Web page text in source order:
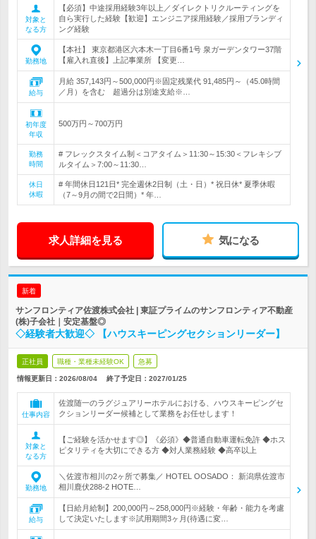
対象と
なる方
【必須】中途採用経験3年以上／ダイレクトリクルーティングを
自ら実行した経験【歓迎】エンジニア採用経験／採用ブランディ
ング経験
勤務地
【本社】 東京都港区六本木一丁目6番1号 泉ガーデンタワー37階
【雇入れ直後】上記事業所 【変更…
給与
月給 357,143円～500,000円※固定残業代 91,485円～（45.0時間
／月）を含む 超過分は別途支給※…
初年度
年収
500万円～700万円
勤務
時間
# フレックスタイム制＜コアタイム＞11:30～15:30＜フレキシブ
ルタイム＞7:00～11:30…
休日
休暇
# 年間休日121日* 完全週休2日制（土・日）* 祝日休* 夏季休暇
（7～9月の間で2日間）* 年…
求人詳細を見る 気になる
新着
サンフロンティア佐渡株式会社 | 東証プライムのサンフロンティア不動産
(株)子会社｜安定基盤◎
◇経験者大歓迎◇ 【ハウスキーピングセクションリーダー】
正社員 職種・業種未経験OK 急募
情報更新日：2026/08/04 終了予定日： 2027/01/25
仕事内容
佐渡随一のラグジュアリーホテルにおける、ハウスキーピングセ
クションリーダー候補として業務をお任せします！
対象と
なる方
【ご経験を活かせます◎】《必須》◆普通自動車運転免許 ◆ホス
ピタリティを大切にできる方 ◆対人業務経験 ◆高卒以上
勤務地
＼佐渡市相川の2ヶ所で募集／ HOTEL OOSADO： 新潟県佐渡市
相川鹿伏288-2 HOTE…
給与
【日給月給制】200,000円～258,000円※経験・年齢・能力を考慮
して決定いたします※試用期間3ヶ月(待遇に変…